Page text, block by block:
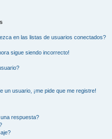
en las listas de usuarios conectados?
sigue siendo incorrecto!
un usuario, ¡me pide que me registre!
respuesta?